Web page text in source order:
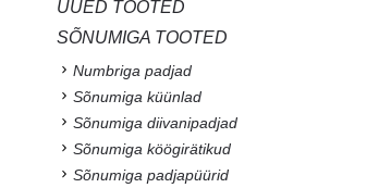
UUED TOOTED
SÕNUMIGA TOOTED
Numbriga padjad
Sõnumiga küünlad
Sõnumiga diivanipadjad
Sõnumiga köögirätikud
Sõnumiga padjapüürid